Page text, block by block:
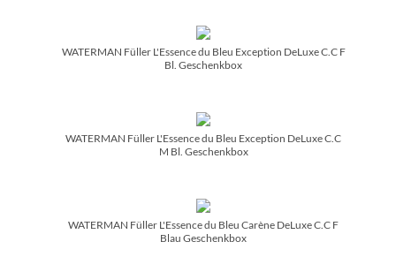
WATERMAN Füller L'Essence du Bleu Exception DeLuxe C.C F
Bl. Geschenkbox
WATERMAN Füller L'Essence du Bleu Exception DeLuxe C.C
M Bl. Geschenkbox
WATERMAN Füller L'Essence du Bleu Carène DeLuxe C.C F
Blau Geschenkbox